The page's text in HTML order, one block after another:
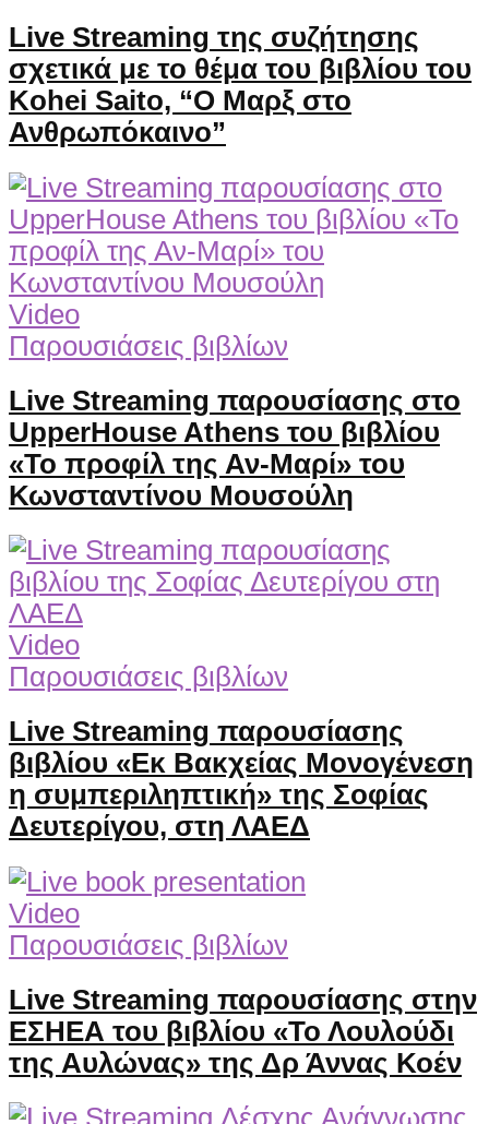
Live Streaming της συζήτησης
σχετικά με το θέμα του βιβλίου του
Kohei Saito, “Ο Μαρξ στο
Ανθρωπόκαινο”
Video
Παρουσιάσεις βιβλίων
Live Streaming παρουσίασης στο
UpperHouse Athens του βιβλίου
«Το προφίλ της Αν-Μαρί» του
Κωνσταντίνου Μουσούλη
Video
Παρουσιάσεις βιβλίων
Live Streaming παρουσίασης
βιβλίου «Εκ Βακχείας Μονογένεση
η συμπεριληπτική» της Σοφίας
Δευτερίγου, στη ΛΑΕΔ
Video
Παρουσιάσεις βιβλίων
Live Streaming παρουσίασης στην
ΕΣΗΕΑ του βιβλίου «Το Λουλούδι
της Αυλώνας» της Δρ Άννας Κοέν